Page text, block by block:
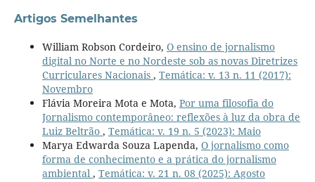
Artigos Semelhantes
William Robson Cordeiro, O ensino de jornalismo
digital no Norte e no Nordeste sob as novas Diretrizes
Curriculares Nacionais , Temática: v. 13 n. 11 (2017):
Novembro
Flávia Moreira Mota e Mota, Por uma filosofia do
Jornalismo contemporâneo: reflexões à luz da obra de
Luiz Beltrão , Temática: v. 19 n. 5 (2023): Maio
Marya Edwarda Souza Lapenda, O jornalismo como
forma de conhecimento e a prática do jornalismo
ambiental , Temática: v. 21 n. 08 (2025): Agosto